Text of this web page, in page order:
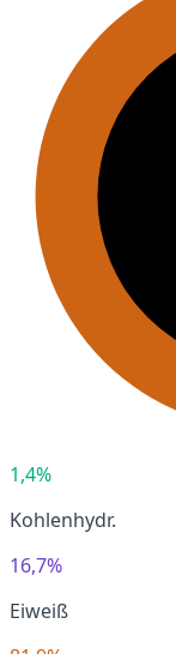
1,4%
Kohlenhydr.
16,7%
Eiweiß